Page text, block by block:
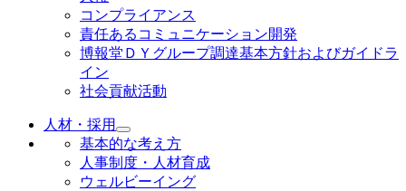
コンプライアンス
責任あるコミュニケーション開発
博報堂ＤＹグループ調達基本方針およびガイドラ
イン
社会貢献活動
人材・採用
基本的な考え方
人事制度・人材育成
ウェルビーイング